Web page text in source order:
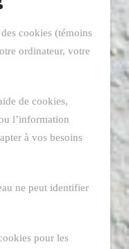
cookies (témoins
ordinateur, votre
de cookies,
l’information
à vos besoins
ne peut identifier
pour les